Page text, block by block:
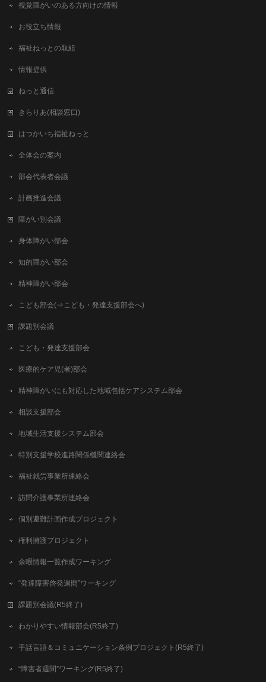
視覚障がいのある方向けの情報
お役立ち情報
福祉ねっとの取組
情報提供
ねっと通信
きらりあ(相談窓口)
はつかいち福祉ねっと
全体会の案内
部会代表者会議
計画推進会議
障がい別会議
身体障がい部会
知的障がい部会
精神障がい部会
こども部会(⇒こども・発達支援部会へ)
課題別会議
こども・発達支援部会
医療的ケア児(者)部会
精神障がいにも対応した地域包括ケアシステム部会
相談支援部会
地域生活支援システム部会
特別支援学校進路関係機関連絡会
福祉就労事業所連絡会
訪問介護事業所連絡会
個別避難計画作成プロジェクト
権利擁護プロジェクト
余暇情報一覧作成ワーキング
“発達障害啓発週間”ワーキング
課題別会議(R5終了)
わかりやすい情報部会(R5終了)
手話言語＆コミュニケーション条例プロジェクト(R5終了)
“障害者週間”ワーキング(R5終了)